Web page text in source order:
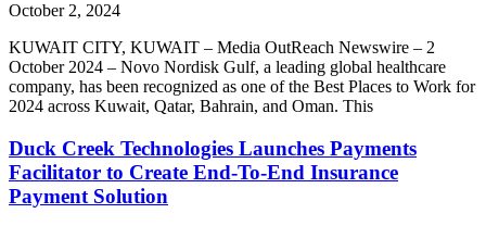
October 2, 2024
KUWAIT CITY, KUWAIT – Media OutReach Newswire – 2
October 2024 – Novo Nordisk Gulf, a leading global healthcare
company, has been recognized as one of the Best Places to Work for
2024 across Kuwait, Qatar, Bahrain, and Oman. This
Duck Creek Technologies Launches Payments
Facilitator to Create End-To-End Insurance
Payment Solution